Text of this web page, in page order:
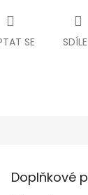
SE
Doplňkové